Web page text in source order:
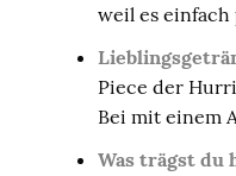
weil es
Piece der
Bei mit einem
Was trägst du